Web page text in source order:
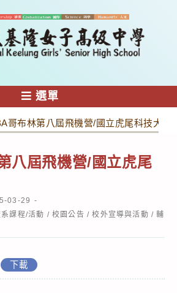
選單
哥布林第八屆飛機營/國立虎尾科技大學
八屆飛機營/國立虎尾
03-29
課程/活動 / 校園公告 / 校外宣導與活動 / 輔
下載